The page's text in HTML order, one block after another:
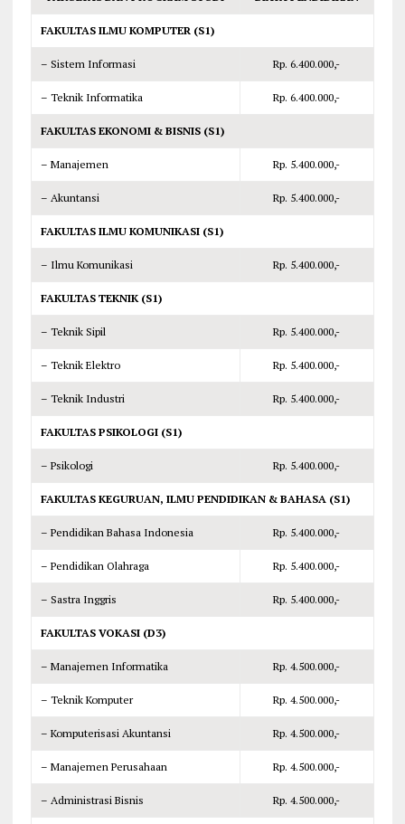
FAKULTAS ILMU KOMPUTER (S1)
– Sistem Informasi Rp. 6.400.000,-
– Teknik Informatika Rp. 6.400.000,-
FAKULTAS EKONOMI & BISNIS (S1)
– Manajemen Rp. 5.400.000,-
– Akuntansi Rp. 5.400.000,-
FAKULTAS ILMU KOMUNIKASI (S1)
– Ilmu Komunikasi Rp. 5.400.000,-
FAKULTAS TEKNIK (S1)
– Teknik Sipil Rp. 5.400.000,-
– Teknik Elektro Rp. 5.400.000,-
– Teknik Industri Rp. 5.400.000,-
FAKULTAS PSIKOLOGI (S1)
– Psikologi Rp. 5.400.000,-
FAKULTAS KEGURUAN, ILMU PENDIDIKAN & BAHASA (S1)
– Pendidikan Bahasa Indonesia Rp. 5.400.000,-
– Pendidikan Olahraga Rp. 5.400.000,-
– Sastra Inggris Rp. 5.400.000,-
FAKULTAS VOKASI (D3)
– Manajemen Informatika Rp. 4.500.000,-
– Teknik Komputer Rp. 4.500.000,-
– Komputerisasi Akuntansi Rp. 4.500.000,-
– Manajemen Perusahaan Rp. 4.500.000,-
– Administrasi Bisnis Rp. 4.500.000,-